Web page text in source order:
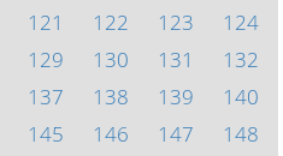
121 122 123
124
129 130 131
132
137 138 139
140
145 146 147
148